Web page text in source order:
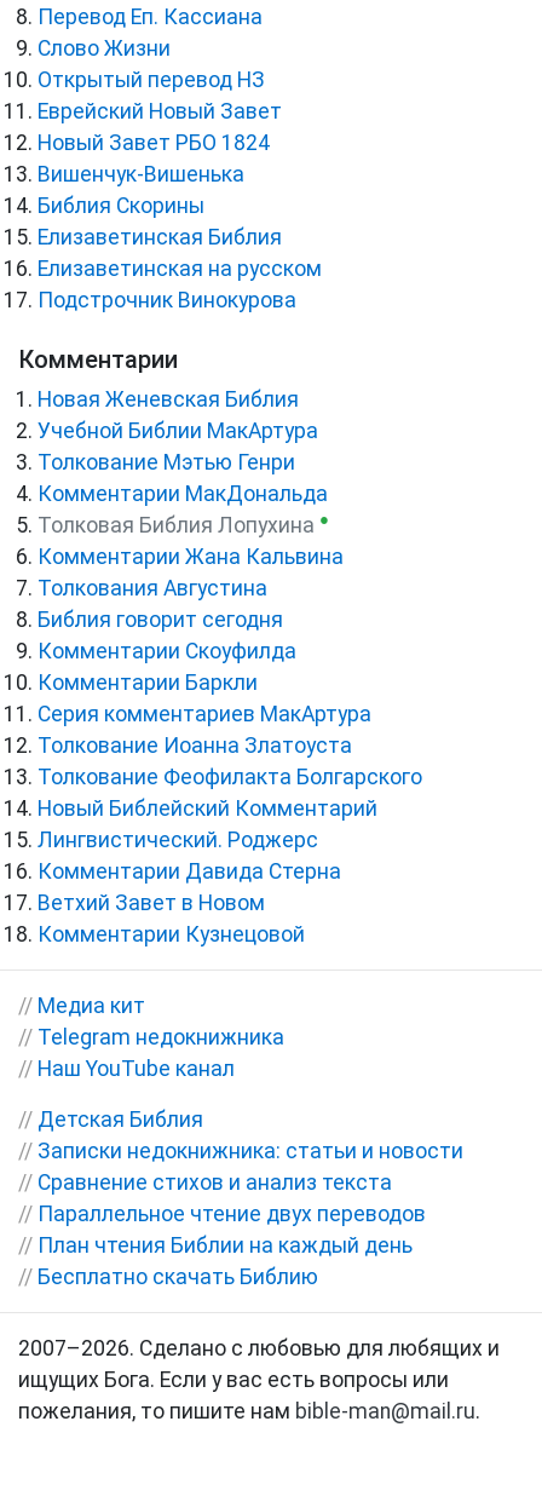
Перевод Еп. Кассиана
Слово Жизни
Открытый перевод НЗ
Еврейский Новый Завет
Новый Завет РБО 1824
Вишенчук-Вишенька
Библия Скорины
Елизаветинская Библия
Елизаветинская на русском
Подстрочник Винокурова
Комментарии
Новая Женевская Библия
Учебной Библии МакАртура
Толкование Мэтью Генри
Комментарии МакДональда
Толковая Библия Лопухина ●
Комментарии Жана Кальвина
Толкования Августина
Библия говорит сегодня
Комментарии Скоуфилда
Комментарии Баркли
Серия комментариев МакАртура
Толкование Иоанна Златоуста
Толкование Феофилакта Болгарского
Новый Библейский Комментарий
Лингвистический. Роджерс
Комментарии Давида Стерна
Ветхий Завет в Новом
Комментарии Кузнецовой
// Медиа кит
// Telegram недокнижника
// Наш YouTube канал
// Детская Библия
// Записки недокнижника: статьи и новости
// Сравнение стихов и анализ текста
// Параллельное чтение двух переводов
// План чтения Библии на каждый день
// Бесплатно скачать Библию
2007–2026. Сделано с любовью для любящих и
ищущих Бога. Если у вас есть вопросы или
пожелания, то пишите нам bible-man@mail.ru.